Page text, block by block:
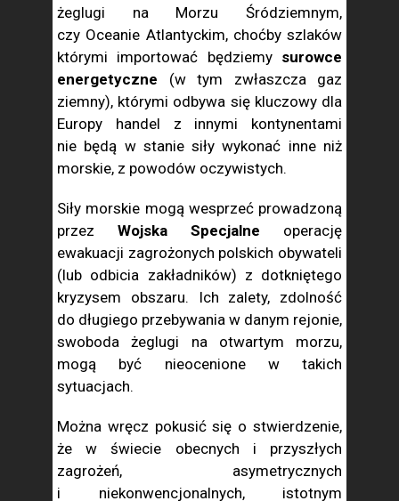
żeglugi na Morzu Śródziemnym,
czy Oceanie Atlantyckim, choćby szlaków
którymi importować będziemy surowce
energetyczne (w tym zwłaszcza gaz
ziemny), którymi odbywa się kluczowy dla
Europy handel z innymi kontynentami
nie będą w stanie siły wykonać inne niż
morskie, z powodów oczywistych.
Siły morskie mogą wesprzeć prowadzoną
przez Wojska Specjalne operację
ewakuacji zagrożonych polskich obywateli
(lub odbicia zakładników) z dotkniętego
kryzysem obszaru. Ich zalety, zdolność
do długiego przebywania w danym rejonie,
swoboda żeglugi na otwartym morzu,
mogą być nieocenione w takich
sytuacjach.
Można wręcz pokusić się o stwierdzenie,
że w świecie obecnych i przyszłych
zagrożeń, asymetrycznych
i niekonwencjonalnych, istotnym